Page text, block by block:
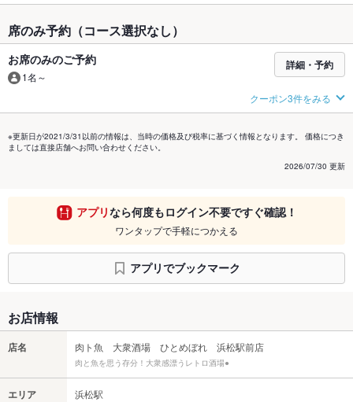
席のみ予約（コース選択なし）
お席のみのご予約
1名～
詳細・予約
クーポン3件をみる
※更新日が2021/3/31以前の情報は、当時の価格及び税率に基づく情報となります。 価格につき
ましては直接店舗へお問い合わせください。
2026/07/30 更新
アプリなら何度もログイン不要ですぐ確認！
ワンタップで手軽につかえる
アプリでブックマーク
お店情報
店名 肉ト魚 大衆酒場 ひとめぼれ 浜松駅前店
肉と魚を思う存分！大衆感漂うレトロ酒場●
エリア 浜松駅